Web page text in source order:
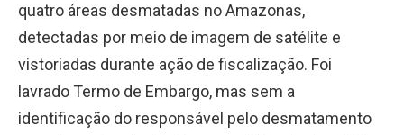
quatro áreas desmatadas no Amazonas,
detectadas por meio de imagem de satélite e
vistoriadas durante ação de fiscalização. Foi
lavrado Termo de Embargo, mas sem a
identificação do responsável pelo desmatamento